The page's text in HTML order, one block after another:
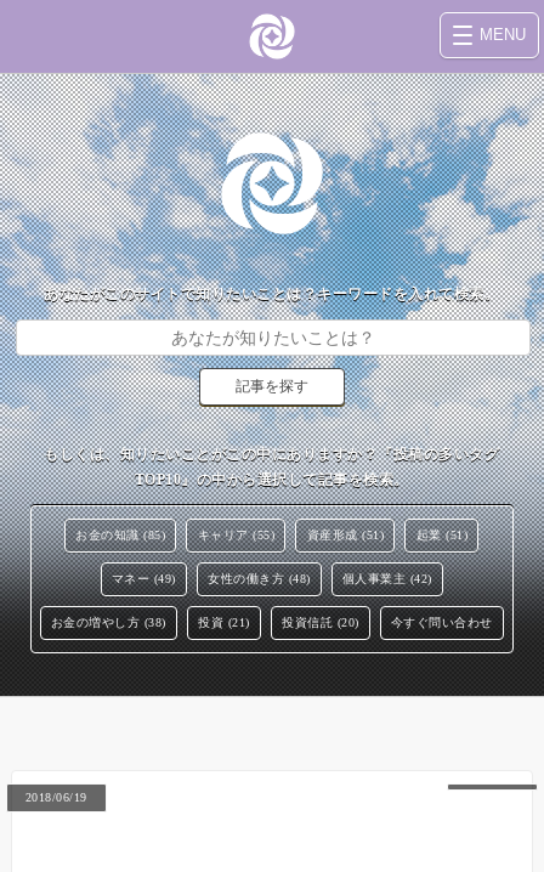
MENU
あなたがこのサイトで知りたいことは？キーワードを入れて検索。
もしくは、知りたいことがこの中にありますか？『投稿の多いタグ
TOP10』の中から選択して記事を検索。
お金の知識 (85) キャリア (55) 資産形成 (51) 起業 (51)
マネー (49) 女性の働き方 (48) 個人事業主 (42)
お金の増やし方 (38) 投資 (21) 投資信託 (20) 今すぐ問い合わせ
2018/06/19